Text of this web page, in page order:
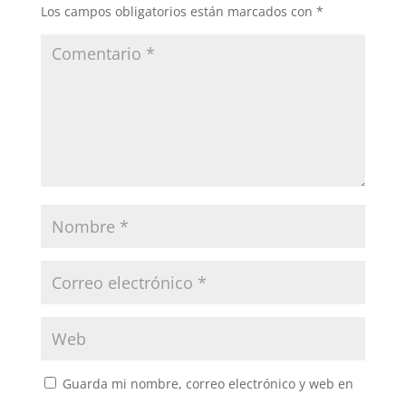
Los campos obligatorios están marcados con *
Guarda mi nombre, correo electrónico y web en